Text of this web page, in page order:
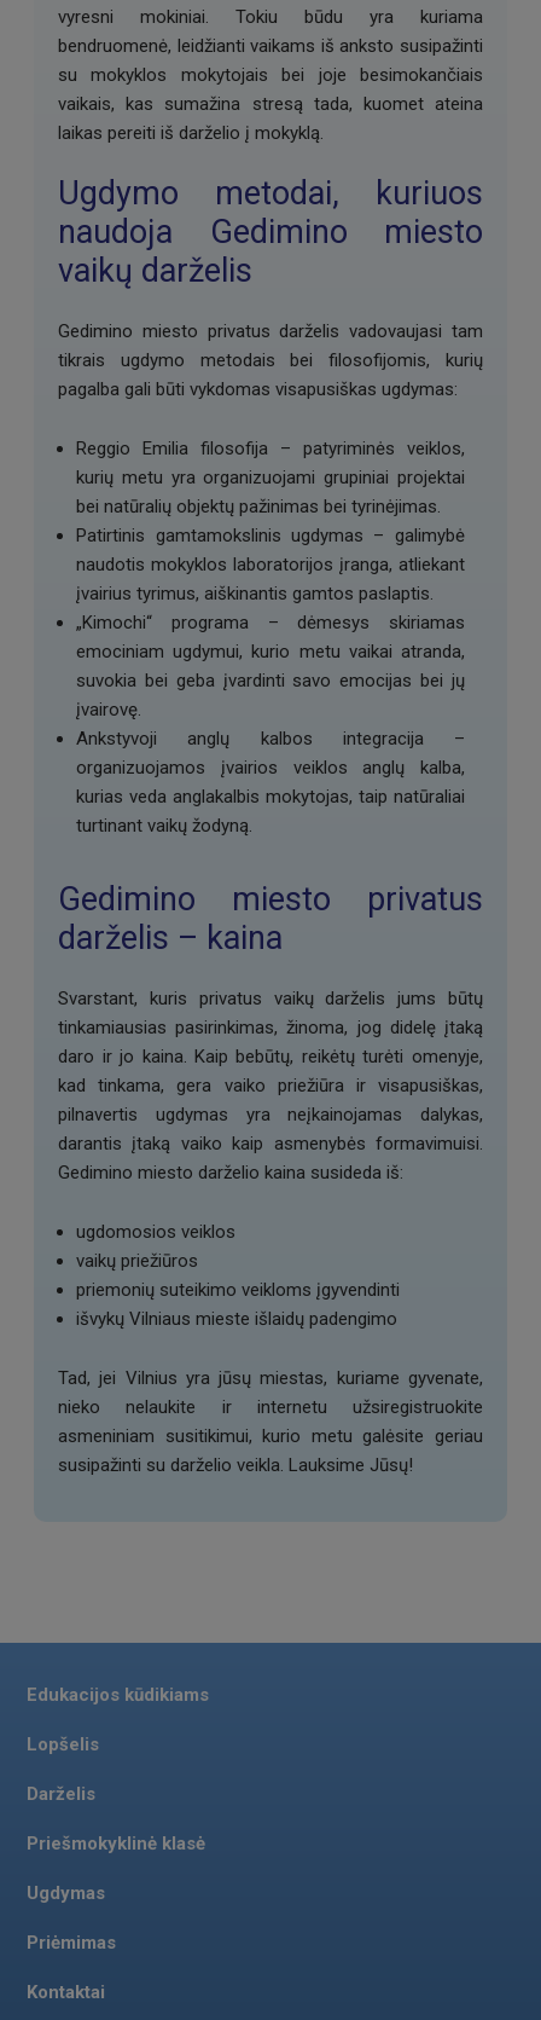
vyresni mokiniai. Tokiu būdu yra kuriama
bendruomenė, leidžianti vaikams iš anksto susipažinti
su mokyklos mokytojais bei joje besimokančiais
vaikais, kas sumažina stresą tada, kuomet ateina
laikas pereiti iš darželio į mokyklą.
Ugdymo metodai, kuriuos
naudoja Gedimino miesto
vaikų darželis
Gedimino miesto privatus darželis vadovaujasi tam
tikrais ugdymo metodais bei filosofijomis, kurių
pagalba gali būti vykdomas visapusiškas ugdymas:
Reggio Emilia filosofija – patyriminės veiklos,
kurių metu yra organizuojami grupiniai projektai
bei natūralių objektų pažinimas bei tyrinėjimas.
Patirtinis gamtamokslinis ugdymas – galimybė
naudotis mokyklos laboratorijos įranga, atliekant
įvairius tyrimus, aiškinantis gamtos paslaptis.
„Kimochi“ programa – dėmesys skiriamas
emociniam ugdymui, kurio metu vaikai atranda,
suvokia bei geba įvardinti savo emocijas bei jų
įvairovę.
Ankstyvoji anglų kalbos integracija –
organizuojamos įvairios veiklos anglų kalba,
kurias veda anglakalbis mokytojas, taip natūraliai
turtinant vaikų žodyną.
Gedimino miesto privatus
darželis – kaina
Svarstant, kuris privatus vaikų darželis jums būtų
tinkamiausias pasirinkimas, žinoma, jog didelę įtaką
daro ir jo kaina. Kaip bebūtų, reikėtų turėti omenyje,
kad tinkama, gera vaiko priežiūra ir visapusiškas,
pilnavertis ugdymas yra neįkainojamas dalykas,
darantis įtaką vaiko kaip asmenybės formavimuisi.
Gedimino miesto darželio kaina susideda iš:
ugdomosios veiklos
vaikų priežiūros
priemonių suteikimo veikloms įgyvendinti
išvykų Vilniaus mieste išlaidų padengimo
Tad, jei Vilnius yra jūsų miestas, kuriame gyvenate,
nieko nelaukite ir internetu užsiregistruokite
asmeniniam susitikimui, kurio metu galėsite geriau
susipažinti su darželio veikla. Lauksime Jūsų!
Edukacijos kūdikiams
Lopšelis
Darželis
Priešmokyklinė klasė
Ugdymas
Priėmimas
Kontaktai